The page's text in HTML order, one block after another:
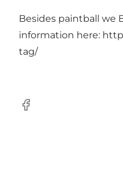
Besides paintball we
information here:
tag/
Facebook